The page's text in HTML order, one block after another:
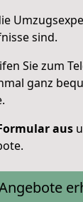
sind.
Sie zum
ganz
aus